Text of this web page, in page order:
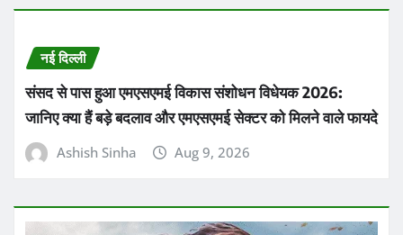
नई दिल्ली
संसद से पास हुआ एमएसएमई विकास संशोधन विधेयक 2026:
जानिए क्या हैं बड़े बदलाव और एमएसएमई सेक्टर को मिलने वाले फायदे
Ashish Sinha Aug 9, 2026